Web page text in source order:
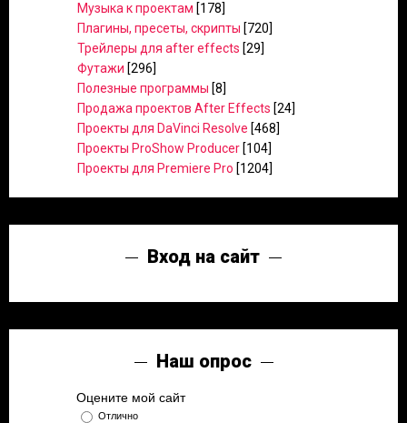
Музыка к проектам [178]
Плагины, пресеты, скрипты [720]
Трейлеры для after effects [29]
Футажи [296]
Полезные программы [8]
Продажа проектов After Effects [24]
Проекты для DaVinci Resolve [468]
Проекты ProShow Producer [104]
Проекты для Premiere Pro [1204]
Вход на сайт
Наш опрос
Оцените мой сайт
Отлично